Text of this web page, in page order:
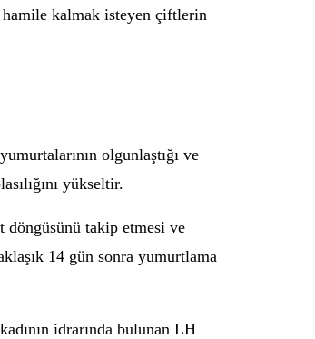
kalmak isteyen çiftlerin
olgunlaştığı ve
yükseltir.
döngüsünü takip etmesi ve
14 gün sonra yumurtlama
idrarında bulunan LH